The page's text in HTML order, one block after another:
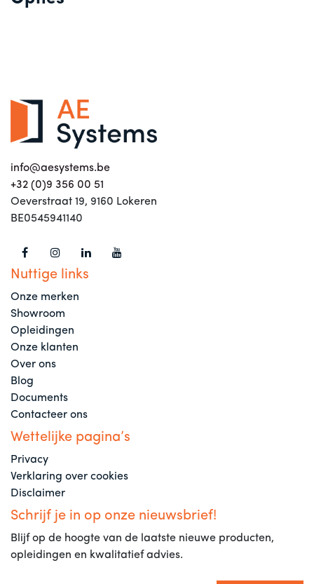
info@aesystems.be
+32 (0)9 356 00 51
Oeverstraat 19, 9160 Lokeren
BE0545941140
Nuttige links
Onze merken
Showroom
Opleidingen
Onze klanten
Over ons
Blog
Documents
Contacteer ons
Wettelijke pagina’s
Privacy
Verklaring over cookies
Disclaimer
Schrijf je in op onze nieuwsbrief!
Blijf op de hoogte van de laatste nieuwe producten,
opleidingen en kwalitatief advies.